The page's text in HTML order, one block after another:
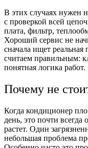
В этих случаях нужен
с проверкой всей
плата, фильтр,
Хороший сервис не
сначала ищет
считаем правильным:
понятная логика работ.
Почему не
Когда кондиционер
день, это почти всегда
растет. Один
небольшая проблема